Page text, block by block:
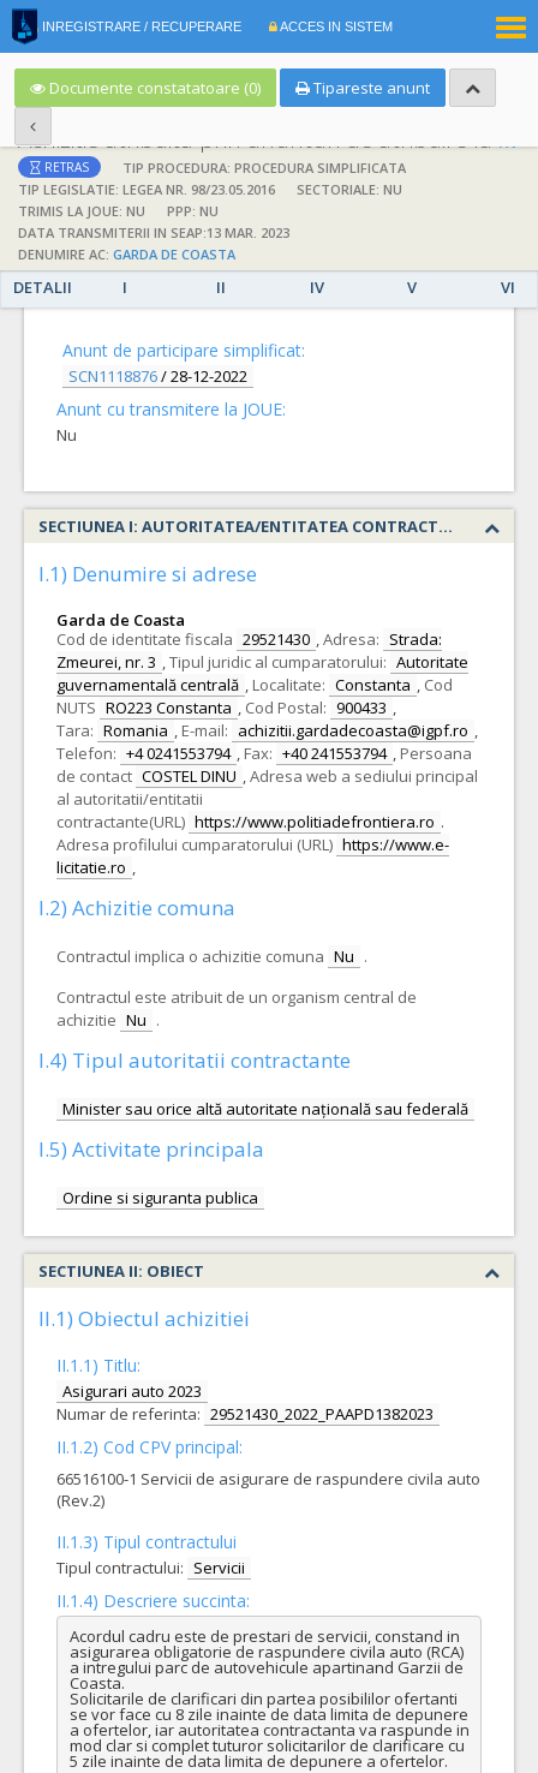
INREGISTRARE / RECUPERARE ACCES IN SISTEM
Documente constatatoare (0) Tipareste anunt
; Achizitie atribuita prin anunturi de atribuire la anuntul simplificat
RETRAS
TIP PROCEDURA: PROCEDURA SIMPLIFICATA
TIP LEGISLATIE: LEGEA NR. 98/23.05.2016
SECTORIALE: NU
TRIMIS LA JOUE: NU
PPP: NU
DATA TRANSMITERII IN SEAP:13 MAR. 2023
DENUMIRE AC: GARDA DE COASTA
DETALII I II IV V VI
DETALII
Anunt de participare simplificat:
SCN1118876/28-12-2022
Anunt cu transmitere la JOUE:
Nu
SECTIUNEA I: AUTORITATEA/ENTITATEA CONTRACTANTA
I.1) Denumire si adrese
Garda de Coasta
Cod de identitate fiscala 29521430 ,Adresa: Strada:
Zmeurei, nr. 3 ,Tipul juridic al cumparatorului: Autoritate
guvernamentală centrală , Localitate: Constanta , Cod
NUTS RO223 Constanta , Cod Postal: 900433 ,
Tara: Romania , E-mail: achizitii.gardadecoasta@igpf.ro ,
Telefon: +4 0241553794 , Fax: +40 241553794 , Persoana
de contact COSTEL DINU ,Adresa web a sediului principal
al autoritatii/entitatii
contractante(URL) https://www.politiadefrontiera.ro .
Adresa profilului cumparatorului (URL) https://www.e-
licitatie.ro ,
I.2) Achizitie comuna
Contractul implica o achizitie comuna Nu .
Contractul este atribuit de un organism central de
achizitie Nu .
I.4) Tipul autoritatii contractante
Minister sau orice altă autoritate națională sau federală
I.5) Activitate principala
Ordine si siguranta publica
SECTIUNEA II: OBIECT
II.1) Obiectul achizitiei
II.1.1) Titlu:
Asigurari auto 2023
Numar de referinta: 29521430_2022_PAAPD1382023
II.1.2) Cod CPV principal:
66516100-1 Servicii de asigurare de raspundere civila auto
(Rev.2)
II.1.3) Tipul contractului
Tipul contractului: Servicii
II.1.4) Descriere succinta:
Acordul cadru este de prestari de servicii, constand in
asigurarea obligatorie de raspundere civila auto (RCA)
a intregului parc de autovehicule apartinand Garzii de
Coasta.
Solicitarile de clarificari din partea posibililor ofertanti
se vor face cu 8 zile inainte de data limita de depunere
a ofertelor, iar autoritatea contractanta va raspunde in
mod clar si complet tuturor solicitarilor de clarificare cu
5 zile inainte de data limita de depunere a ofertelor.